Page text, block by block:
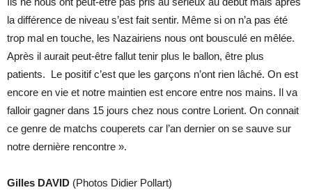
la différence de niveau s’est fait sentir. Même si on n’a pas été
trop mal en touche, les Nazairiens nous ont bousculé en mêlée.
Après il aurait peut-être fallut tenir plus le ballon, être plus
patients. Le positif c’est que les garçons n’ont rien lâché. On est
encore en vie et notre maintien est encore entre nos mains. Il va
falloir gagner dans 15 jours chez nous contre Lorient. On connait
ce genre de matchs couperets car l’an dernier on se sauve sur
notre dernière rencontre ».
Gilles DAVID (Photos Didier Pollart)